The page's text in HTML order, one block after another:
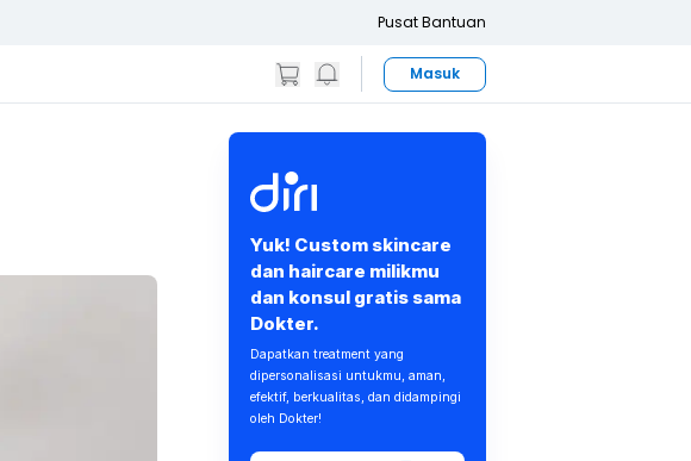
Pusat Bantuan
Masuk
Yuk! Custom skincare
dan haircare milikmu
dan konsul gratis sama
Dokter.
Dapatkan treatment yang
dipersonalisasi untukmu, aman,
efektif, berkualitas, dan didampingi
oleh Dokter!